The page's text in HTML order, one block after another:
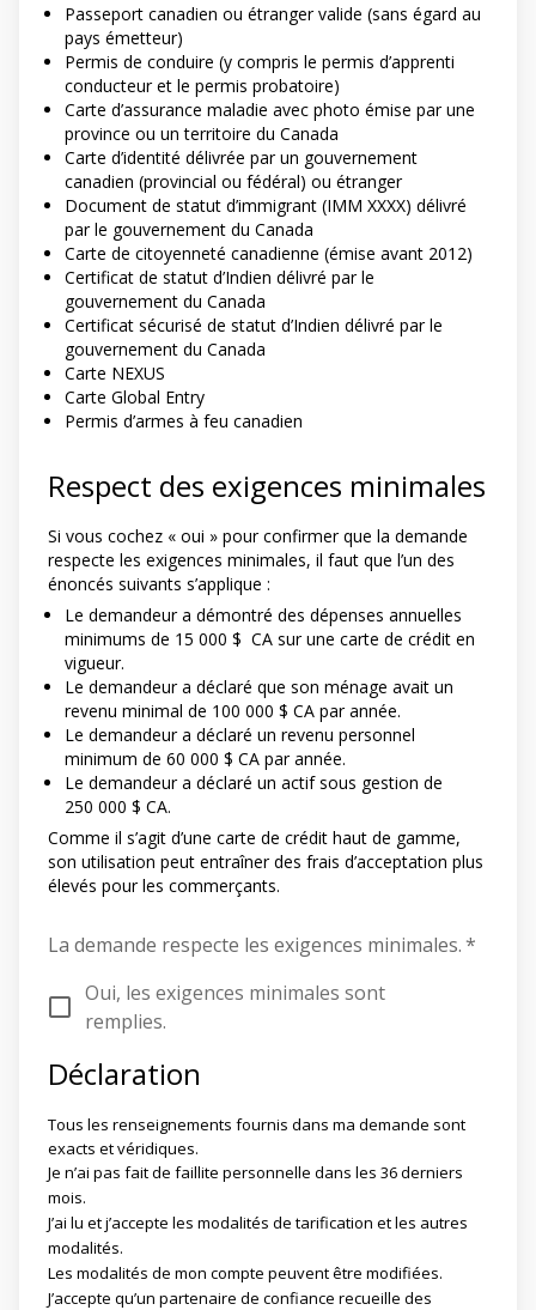
Passeport canadien ou étranger valide (sans égard au
pays émetteur)
Permis de conduire (y compris le permis d’apprenti
conducteur et le permis probatoire)
Carte d’assurance maladie avec photo émise par une
province ou un territoire du Canada
Carte d’identité délivrée par un gouvernement
canadien (provincial ou fédéral) ou étranger
Document de statut d’immigrant (IMM XXXX) délivré
par le gouvernement du Canada
Carte de citoyenneté canadienne (émise avant 2012)
Certificat de statut d’Indien délivré par le
gouvernement du Canada
Certificat sécurisé de statut d’Indien délivré par le
gouvernement du Canada
Carte NEXUS
Carte Global Entry
Permis d’armes à feu canadien
Respect des exigences minimales
Si vous cochez « oui » pour confirmer que la demande
respecte les exigences minimales, il faut que l’un des
énoncés suivants s’applique :
Le demandeur a démontré des dépenses annuelles
minimums de 15 000 $ CA sur une carte de crédit en
vigueur.
Le demandeur a déclaré que son ménage avait un
revenu minimal de 100 000 $ CA par année.
Le demandeur a déclaré un revenu personnel
minimum de 60 000 $ CA par année.
Le demandeur a déclaré un actif sous gestion de
250 000 $ CA.
Comme il s’agit d’une carte de crédit haut de gamme,
son utilisation peut entraîner des frais d’acceptation plus
élevés pour les commerçants.
La demande respecte les exigences minimales.*
Oui, les exigences minimales sont
remplies.
Déclaration
Tous les renseignements fournis dans ma demande sont
exacts et véridiques.
Je n’ai pas fait de faillite personnelle dans les 36 derniers
mois.
J’ai lu et j’accepte les modalités de tarification et les autres
modalités.
Les modalités de mon compte peuvent être modifiées.
J’accepte qu’un partenaire de confiance recueille des